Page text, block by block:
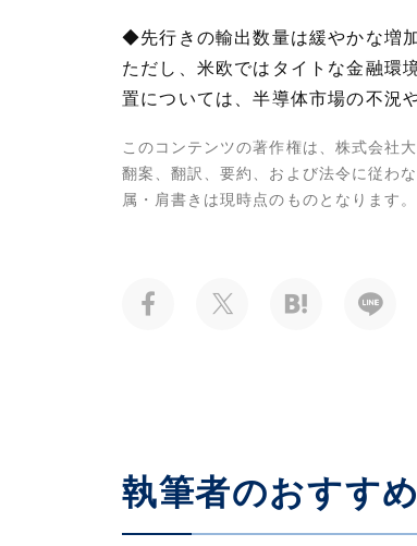
◆先行きの輸出数量は緩やかな増
ただし、米欧ではタイトな金融環
置については、半導体市場の不況
このコンテンツの著作権は、株式会社
翻案、翻訳、要約、および法令に従わ
属・肩書きは現時点のものとなります。
執筆者のおすす